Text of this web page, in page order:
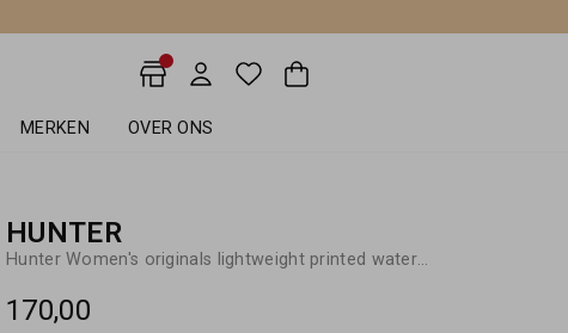
MERKEN OVER ONS
HUNTER
Hunter Women's originals lightweight printed waterproof jacket
170,00